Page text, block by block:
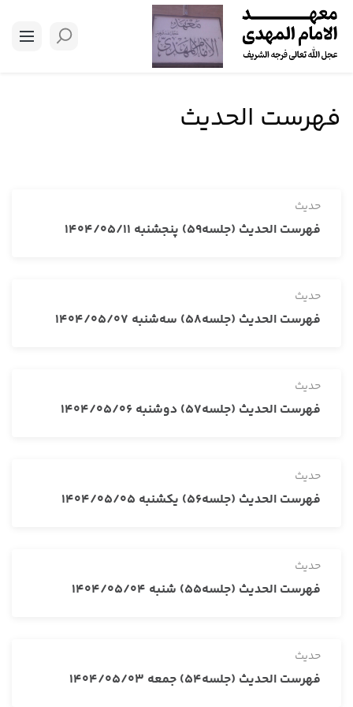
فهرست الحدیث
حدیث
فهرست الحدیث (جلسه59) پنجشنبه 1404/05/11
حدیث
فهرست الحدیث (جلسه58) سه‌شنبه 1404/05/07
حدیث
فهرست الحدیث (جلسه57) دوشنبه 1404/05/06
حدیث
فهرست الحدیث (جلسه56) یکشنبه 1404/05/05
حدیث
فهرست الحدیث (جلسه55) شنبه 1404/05/04
حدیث
فهرست الحدیث (جلسه54) جمعه 1404/05/03